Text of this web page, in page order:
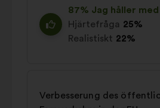
87% Jag håller med
Hjärtefråga 25%
Realistiskt 22%
Verbesserung des